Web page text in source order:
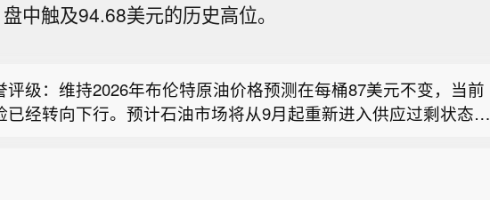
中触及94.68美元的历史高位。
评级：维持2026年布伦特原油价格预测在每桶87美元不变，当前
已经转向下行。预计石油市场将从9月起重新进入供应过剩状态。